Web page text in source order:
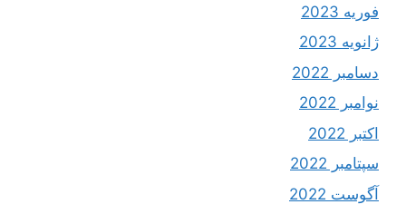
فوریه 2023
ژانویه 2023
دسامبر 2022
نوامبر 2022
اکتبر 2022
سپتامبر 2022
آگوست 2022